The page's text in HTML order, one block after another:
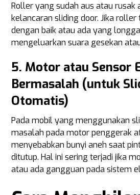
Roller yang sudah aus atau rusak
kelancaran sliding door. Jika
dengan baik atau ada yang
mengeluarkan suara gesekan
5. Motor atau Sensor
Bermasalah (untuk
Otomatis)
Pada mobil yang menggunakan
masalah pada motor penggerak
menyebabkan bunyi aneh saat
ditutup. Hal ini sering terjadi jika
atau ada gangguan pada sistem